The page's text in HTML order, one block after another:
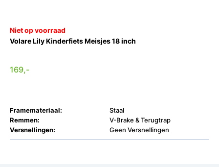
Niet op voorraad
Volare Lily Kinderfiets Meisjes 18 inch
169,-
Framemateriaal:
Staal
Remmen:
V-Brake & Terugtrap
Versnellingen:
Geen Versnellingen